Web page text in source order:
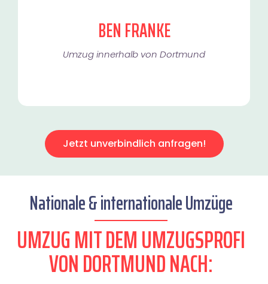
BEN FRANKE
Umzug innerhalb von Dortmund​
Jetzt unverbindlich anfragen!
Nationale & internationale Umzüge
UMZUG MIT DEM UMZUGSPROFI
VON DORTMUND NACH: